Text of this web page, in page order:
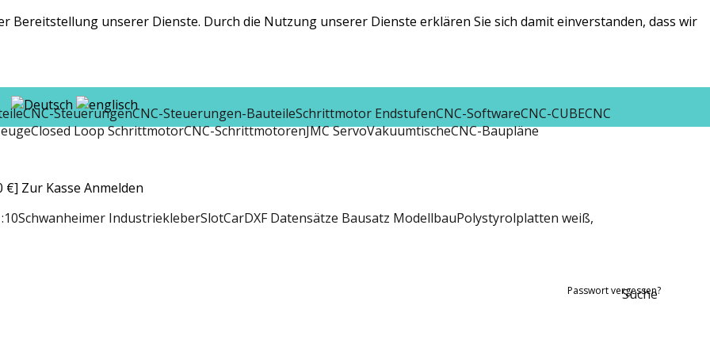
Bereitstellung unserer Dienste. Durch die Nutzung unserer Dienste erklären Sie sich damit einverstanden, dass wir
CNC-SteuerungenCNC-Steuerungen-BauteileSchrittmotor EndstufenCNC-SoftwareCNC-CUBECNC
Closed Loop SchrittmotorCNC-SchrittmotorenJMC ServoVakuumtischeCNC-Baupläne
Schwanheimer IndustriekleberSlotCarDXF Datensätze Bausatz ModellbauPolystyrolplatten weiß,
Suche
€] Zur Kasse Anmelden
Passwort vergessen?